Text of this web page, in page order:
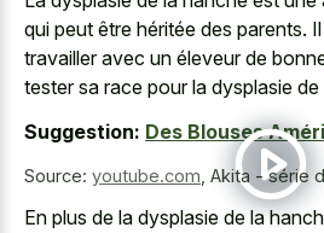
qui peut être héritée des parents.
travailler avec un éleveur de
tester sa race pour la dysplasie de
Suggestion: Des Blouses
Source: youtube.com Akita - série
En plus de la dysplasie de la